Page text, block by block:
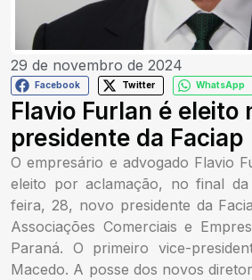
29 de novembro de 2024
Facebook Twitter WhatsApp
Flavio Furlan é eleito
presidente da Faciap
O empresário e advogado Flavio
eleito por aclamação, no final
feira, 28, novo presidente da
Associações Comerciais e
Paraná. O primeiro vice-
Macedo. A posse dos novos